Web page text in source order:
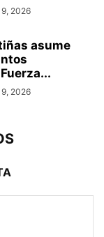
2026
asume
2026